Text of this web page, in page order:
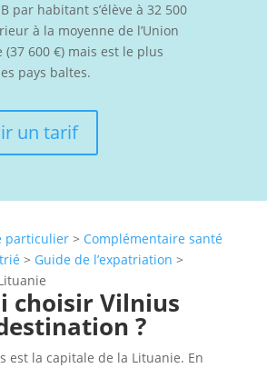
par habitant s’élève à 32 500
à la moyenne de l’Union
(37 600 €) mais est le plus
pays baltes.
un tarif
particulier > Complémentaire santé
> Guide de l’expatriation >
choisir Vilnius
?
est la capitale de la Lituanie. En